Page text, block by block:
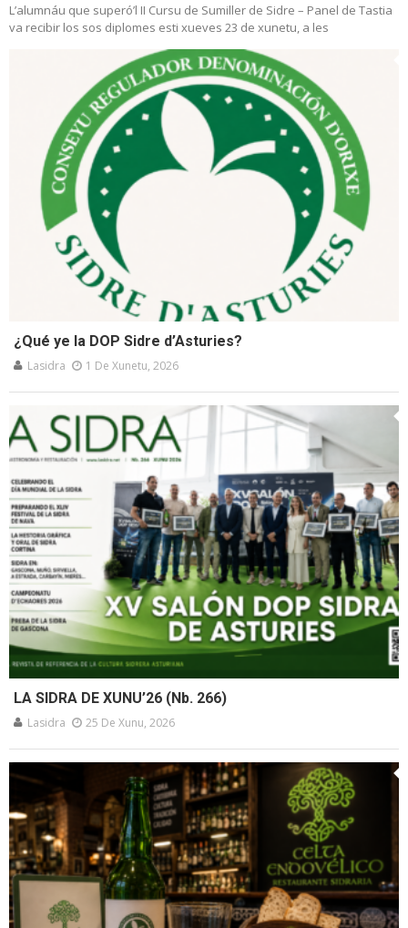
L’alumnáu que superó’l II Cursu de Sumiller de Sidre – Panel de Tastia
va recibir los sos diplomes esti xueves 23 de xunetu, a les
¿Qué ye la DOP Sidre d’Asturies?
Lasidra 1 De Xunetu, 2026
LA SIDRA DE XUNU’26 (Nb. 266)
Lasidra 25 De Xunu, 2026